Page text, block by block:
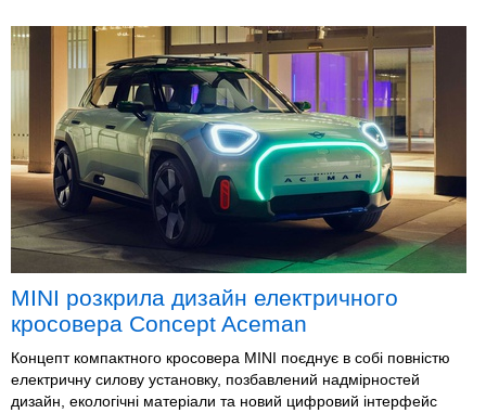
MINI розкрила дизайн електричного
кросовера Concept Aceman
Концепт компактного кросовера MINI поєднує в собі повністю
електричну силову установку, позбавлений надмірностей
дизайн, екологічні матеріали та новий цифровий інтерфейс